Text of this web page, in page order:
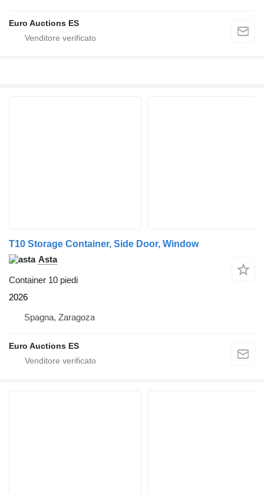
Euro Auctions ES
T10 Storage Container, Side Door, Window
Asta
Container 10 piedi
2026
Spagna, Zaragoza
Euro Auctions ES